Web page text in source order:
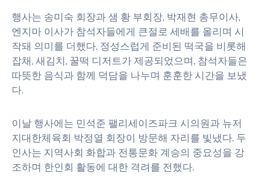
행사는 송미숙 회장과 샘 황 부회장, 박재현 총무이사,
엔지마 이사가 참석자들에게 큰절로 세배를 올리며 시
작돼 의미를 더했다. 정성스럽게 준비된 떡국을 비롯해
잡채, 새김치, 꿀떡 디저트가 제공되었으며, 참석자들은
따뜻한 음식과 함께 덕담을 나누며 훈훈한 시간을 보냈
다.
이날 행사에는 민석준 팰리세이즈파크 시의원과 뉴저
지대한체육회 박정열 회장이 방문해 자리를 빛냈다. 두
인사는 지역사회 화합과 전통문화 계승의 중요성을 강
조하며 한인회 활동에 대한 격려를 전했다.